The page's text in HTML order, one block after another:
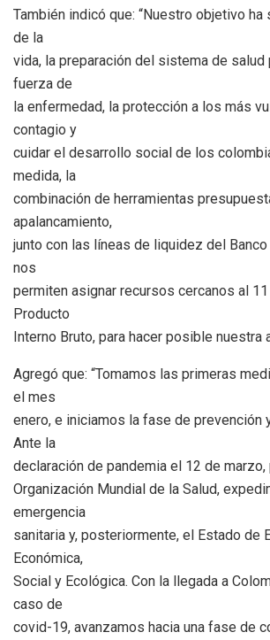
También indicó que: “Nuestro objetivo
de la
vida, la preparación del sistema de salud
fuerza de
la enfermedad, la protección a los más
contagio y
cuidar el desarrollo social de los
medida, la
combinación de herramientas
apalancamiento,
junto con las líneas de liquidez del
nos
permiten asignar recursos cercanos al
Producto
Interno Bruto, para hacer posible nuestra
Agregó que: “Tomamos las primeras
el mes
enero, e iniciamos la fase de prevención
Ante la
declaración de pandemia el 12 de
Organización Mundial de la Salud,
emergencia
sanitaria y, posteriormente, el Estado de
Económica,
Social y Ecológica. Con la llegada a
caso de
covid-19, avanzamos hacia una fase de